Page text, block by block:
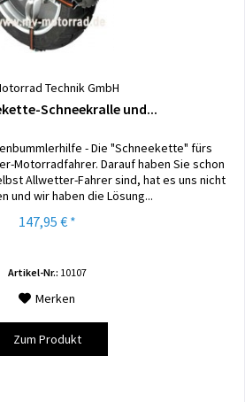
Technik GmbH
Schneekralle und...
- Die "Schneekette" fürs
Motorradfahrer. Darauf haben Sie schon
Allwetter-Fahrer sind, hat es uns nicht
und wir haben die Lösung...
147,95 € *
Artikel-Nr.: 10107
Merken
Zum Produkt